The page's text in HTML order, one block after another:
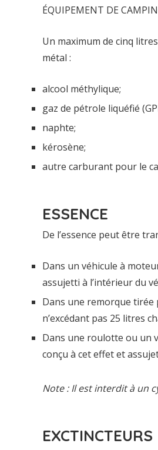
ÉQUIPEMENT DE
Un maximum de cinq
métal :
alcool méthylique;
gaz de pétrole liquéfié
naphte;
kérosène;
autre carburant pour le
ESSENCE
De l’essence peut être
Dans un véhicule à
assujetti à l’intérieur du
Dans une remorque tirée
n’excédant pas 25 litres
Dans une roulotte ou un
conçu à cet effet et
Note : Il est interdit à un
EXCTINCTEURS